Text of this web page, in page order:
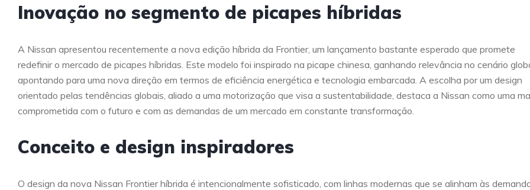
Inovação no segmento de picapes híbridas
A Nissan apresentou recentemente a nova edição híbrida da Frontier, um lançamento bastante esperado que promete
redefinir o mercado de picapes híbridas. Este modelo foi inspirado na picape chinesa, ganhando relevância no cenário
apontando para uma nova direção em termos de eficiência energética e tecnologia embarcada. A escolha por um design
orientado pelas tendências globais, aliado a uma motorização que visa a sustentabilidade, destaca a Nissan como uma
comprometida com o futuro e com as demandas de um mercado em constante transformação.
Conceito e design inspiradores
O design da nova Nissan Frontier híbrida é intencionalmente sofisticado, com linhas modernas que se alinham às